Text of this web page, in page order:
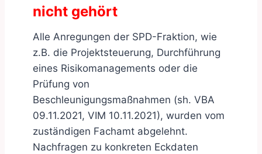
nicht gehört
Alle Anregungen der SPD-Fraktion, wie
z.B. die Projektsteuerung, Durchführung
eines Risikomanagements oder die
Prüfung von
Beschleunigungsmaßnahmen (sh. VBA
09.11.2021, VIM 10.11.2021), wurden vom
zuständigen Fachamt abgelehnt.
Nachfragen zu konkreten Eckdaten